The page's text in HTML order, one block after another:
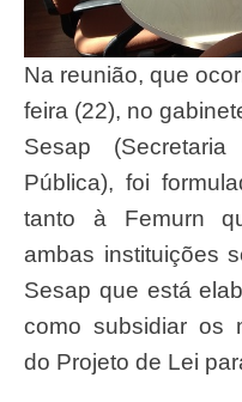
Na reunião, que ocorreu na manhã desta terça-
feira (22), no
Sesap
Pública), foi
tanto à Femurn
ambas instituições
Sesap que está
como subsidiar os
do Projeto de Lei